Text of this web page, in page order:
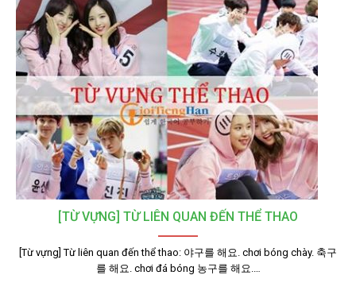
[TỪ VỰNG] TỪ LIÊN QUAN ĐẾN THỂ THAO
[Từ vựng] Từ liên quan đến thể thao: 야구를 해요. chơi bóng chày. 축구
를 해요. chơi đá bóng 농구를 해요.…